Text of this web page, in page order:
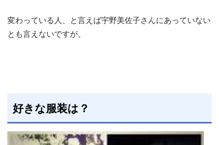
変わっている人、と言えば宇野美佐子さんにあっていない
とも言えないですが。
好きな服装は？